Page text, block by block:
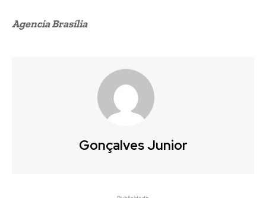
Agencia Brasília
Gonçalves Junior